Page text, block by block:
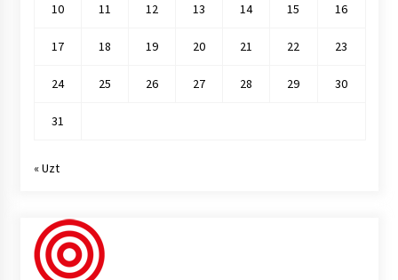
10 11 12 13 14 15 16
17 18 19 20 21 22 23
24 25 26 27 28 29 30
31
« Uzt